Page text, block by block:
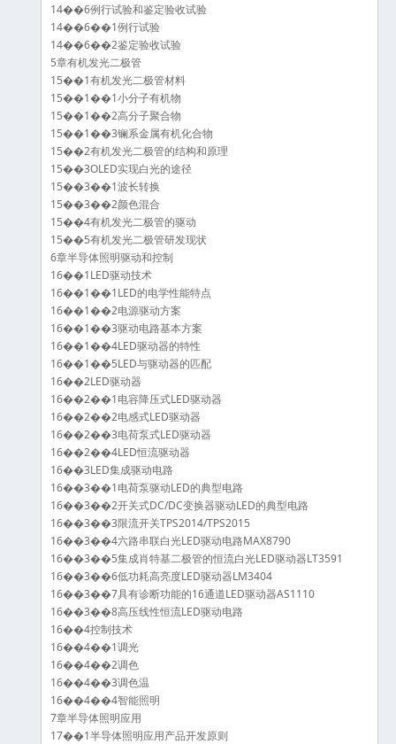
14��6例行试验和鉴定验收试验
14��6��1例行试验
14��6��2鉴定验收试验
5章有机发光二极管
15��1有机发光二极管材料
15��1��1小分子有机物
15��1��2高分子聚合物
15��1��3镧系金属有机化合物
15��2有机发光二极管的结构和原理
15��3OLED实现白光的途径
15��3��1波长转换
15��3��2颜色混合
15��4有机发光二极管的驱动
15��5有机发光二极管研发现状
6章半导体照明驱动和控制
16��1LED驱动技术
16��1��1LED的电学性能特点
16��1��2电源驱动方案
16��1��3驱动电路基本方案
16��1��4LED驱动器的特性
16��1��5LED与驱动器的匹配
16��2LED驱动器
16��2��1电容降压式LED驱动器
16��2��2电感式LED驱动器
16��2��3电荷泵式LED驱动器
16��2��4LED恒流驱动器
16��3LED集成驱动电路
16��3��1电荷泵驱动LED的典型电路
16��3��2开关式DC/DC变换器驱动LED的典型电路
16��3��3限流开关TPS2014/TPS2015
16��3��4六路串联白光LED驱动电路MAX8790
16��3��5集成肖特基二极管的恒流白光LED驱动器LT3591
16��3��6低功耗高亮度LED驱动器LM3404
16��3��7具有诊断功能的16通道LED驱动器AS1110
16��3��8高压线性恒流LED驱动电路
16��4控制技术
16��4��1调光
16��4��2调色
16��4��3调色温
16��4��4智能照明
7章半导体照明应用
17��1半导体照明应用产品开发原则